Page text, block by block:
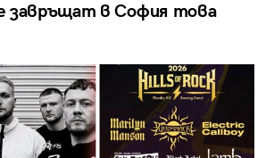
завръщат в София това